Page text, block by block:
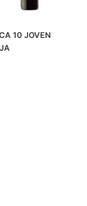
10 JOVEN